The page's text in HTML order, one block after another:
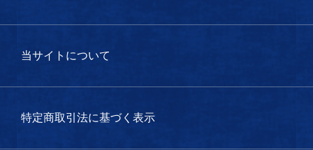
当サイトについて
特定商取引法に基づく表示